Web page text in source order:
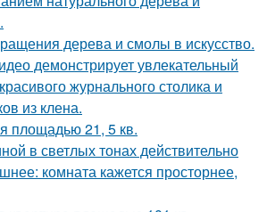
дерева и смолы в искусство.
демонстрирует увлекательный
журнального столика и
из клена.
площадью 21, 5 кв.
в светлых тонах действительно
комната кажется просторнее,